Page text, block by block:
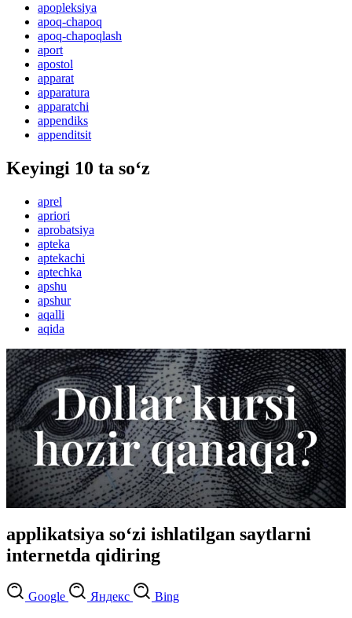
apopleksiya
apoq-chapoq
apoq-chapoqlash
aport
apostol
apparat
apparatura
apparatchi
appendiks
appenditsit
Keyingi 10 ta so‘z
aprel
apriori
aprobatsiya
apteka
aptekachi
aptechka
apshu
apshur
aqalli
aqida
applikatsiya so‘zi ishlatilgan saytlarni
internetda qidiring
Google Яндекс Bing